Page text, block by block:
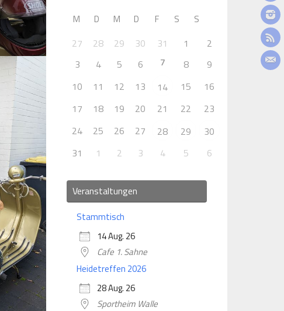
M D M D F S S
27 28 29 30 31 1
2
3
4 5 6 7 8
9
10
11 12 13 14 15
16
17
18 19 20 21 22
23
24
25 26 27 28 29
30
31
1 2 3 4 5 6
Veranstaltungen
Stammtisch
14 Aug. 26
Cafe 1. Sahne
Heidetreffen 2026
28 Aug. 26
Sportheim Walle